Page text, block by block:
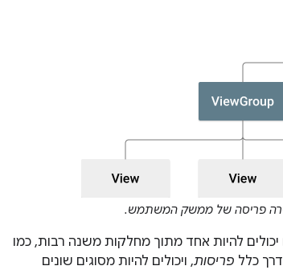
פריסה של ממשק המשתמש.
יכולים להיות אחד מתוך מחלקות משנה רבות, כמו
כלל פריסות, ויכולים להיות מסוגים שונים